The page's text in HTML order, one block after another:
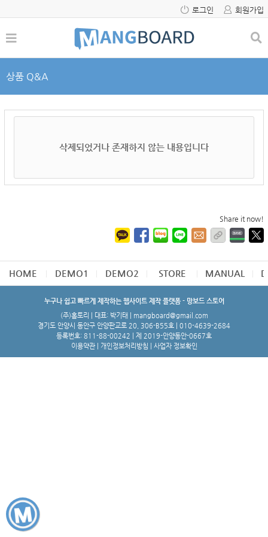
로그인 회원가입
상품 Q&A
삭제되었거나 존재하지 않는 내용입니다
Share it now!
HOME DEMO1 DEMO2 STORE MANUAL
누구나 쉽고 빠르게 제작하는 웹사이트 제작 플랫폼 - 망보드 스토어
(주)홈토리 | 대표: 박기태 | mangboard@gmail.com
경기도 안양시 동안구 안양판교로 20, 306-B55호 | 010-4639-2684
등록번호: 811-88-00242 | 제 2019-안양동안-0667호
이용약관| 개인정보처리방침 사업자 정보확인